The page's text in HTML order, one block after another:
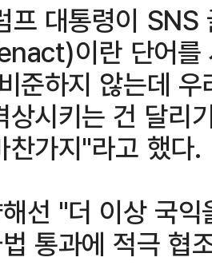
프 대통령이
이란 단어를
준하지 않는데
상시키는 건 달리
찬가지"라고 했다.
선 "더 이상 국
통과에 적극 협